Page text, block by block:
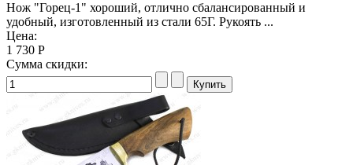
Нож "Горец-1" хороший, отлично сбалансированный и
удобный, изготовленный из стали 65Г. Рукоять ...
Цена:
1 730 Р
Сумма скидки: